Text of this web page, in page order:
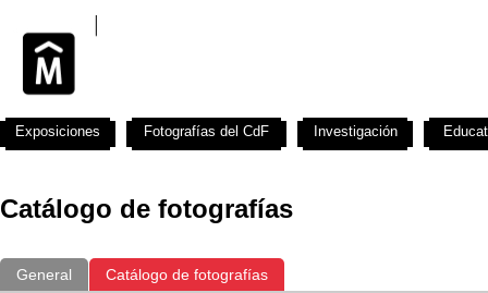
Catálogo de fotografías
General Catálogo de fotografías
Exposiciones Fotografías del CdF Investigación